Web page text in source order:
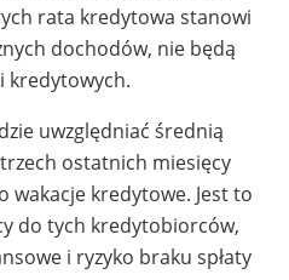
rata kredytowa stanowi
dochodów, nie będą
kredytowych.
uwzględniać średnią
ostatnich miesięcy
wakacje kredytowe. Jest to
do tych kredytobiorców,
i ryzyko braku spłaty